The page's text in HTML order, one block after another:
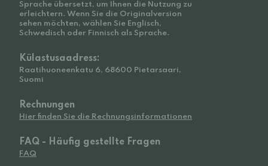
Sprache übersetzt, um Ihnen die Nutzung zu
erleichtern. Wenn Sie die Originalversion
sehen möchten, wählen Sie Englisch,
Schwedisch oder Finnisch als Sprache.
Külastusaadress:
Raatihuoneenkatu 6, 68600 Pietarsaari,
Suomi
Rechnungen
Hier finden Sie die Rechnungsinformationen
FAQ - Häufig gestellte Fragen
FAQ